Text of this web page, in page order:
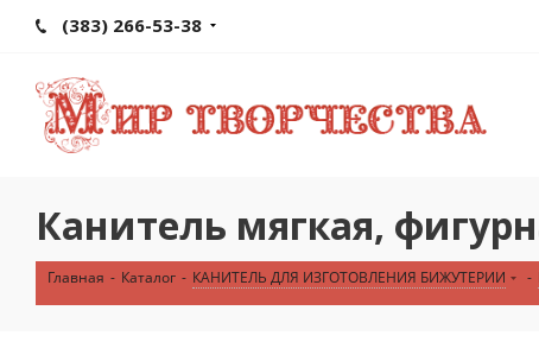
(383) 266-53-38
Канитель мягкая,
Главная - Каталог - КАНИТЕЛЬ ДЛЯ ИЗГОТОВЛЕНИЯ БИЖУТЕРИИ -